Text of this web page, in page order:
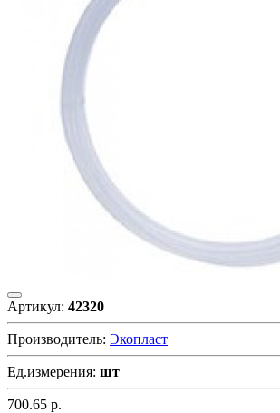
Артикул: 42320
Производитель: Экопласт
Ед.измерения: шт
700.65 р.